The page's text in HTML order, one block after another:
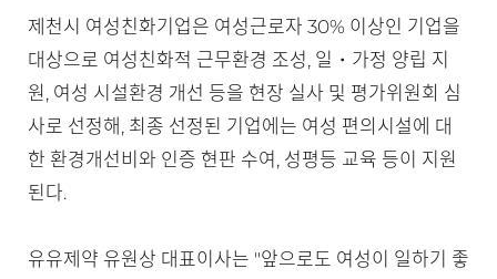
제천시 여성친화기업은 여성근로자 30% 이상인 기업을
대상으로 여성친화적 근무환경 조성, 일・가정 양립 지
원, 여성 시설환경 개선 등을 현장 실사 및 평가위원회 심
사로 선정해, 최종 선정된 기업에는 여성 편의시설에 대
한 환경개선비와 인증 현판 수여, 성평등 교육 등이 지원
된다.
유유제약 유원상 대표이사는 "앞으로도 여성이 일하기 좋